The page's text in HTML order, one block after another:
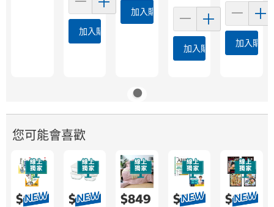
加入購物車
加入購物車
加入購物車 加入購物
您可能會喜歡
$879
$1,17
$849 $719 $829